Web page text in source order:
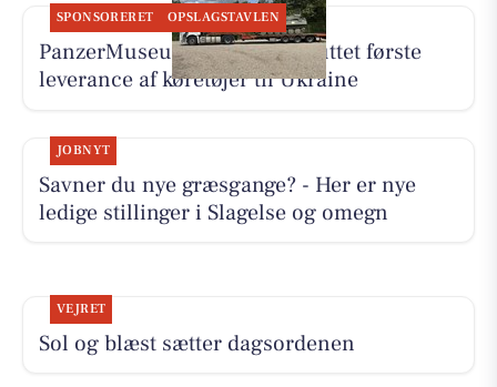
SPONSORERET OPSLAGSTAVLEN
PanzerMuseum East har afsluttet første
leverance af køretøjer til Ukraine
JOBNYT
Savner du nye græsgange? - Her er nye
ledige stillinger i Slagelse og omegn
VEJRET
Sol og blæst sætter dagsordenen